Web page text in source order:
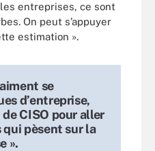
entreprises, ce sont
On peut s’appuyer
estimation ».
se
d’entreprise,
CISO pour aller
qui pèsent sur la
».